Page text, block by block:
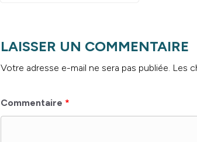
LAISSER UN COMMENTAIRE
Votre adresse e-mail ne sera pas publiée. Les
Commentaire *